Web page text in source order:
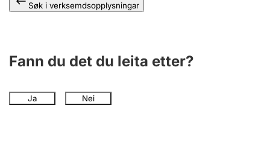
Søk i verksemdsopplysningar
Fann du det du leita etter?
Ja Nei